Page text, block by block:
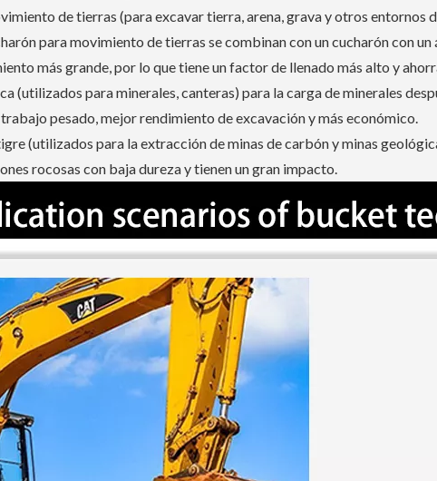
de tierras (para excavar tierra, arena, grava y otros entornos
para movimiento de tierras se combinan con un cucharón con un
más grande, por lo que tiene un factor de llenado más alto y
(utilizados para minerales, canteras) para la carga de minerales
pesado, mejor rendimiento de excavación y más económico.
(utilizados para la extracción de minas de carbón y minas
rocosas con baja dureza y tienen un gran impacto.